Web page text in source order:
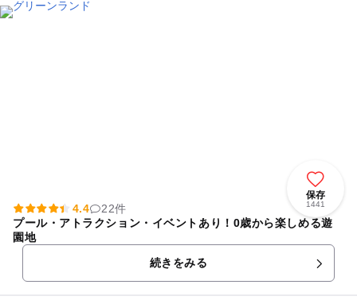
保存
1441
4.4
22件
プール・アトラクション・イベントあり！0歳から楽しめる遊
園地
続きをみる